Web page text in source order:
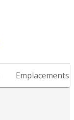
Emplacements